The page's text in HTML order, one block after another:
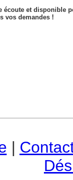
écoute et disponible
vos demandes !
|